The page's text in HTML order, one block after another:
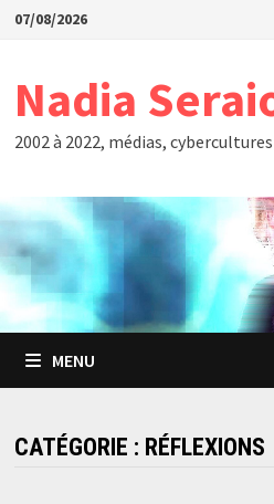
Passer
07/08/2026
Nadia
2002 à 2022, médias,
MENU
CATÉGORIE : RÉFLEXIONS